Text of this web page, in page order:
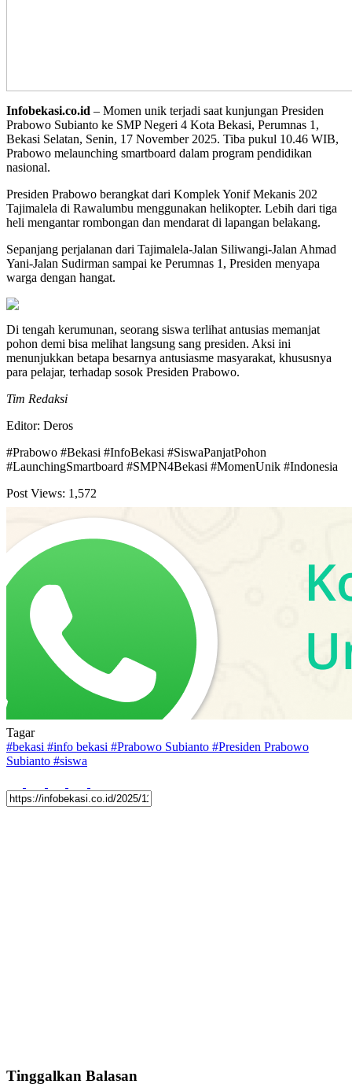
Infobekasi.co.id – Momen unik terjadi saat kunjungan Presiden
Prabowo Subianto ke SMP Negeri 4 Kota Bekasi, Perumnas 1,
Bekasi Selatan, Senin, 17 November 2025. Tiba pukul 10.46 WIB,
Prabowo melaunching smartboard dalam program pendidikan
nasional.
Presiden Prabowo berangkat dari Komplek Yonif Mekanis 202
Tajimalela di Rawalumbu menggunakan helikopter. Lebih dari tiga
heli mengantar rombongan dan mendarat di lapangan belakang.
Sepanjang perjalanan dari Tajimalela-Jalan Siliwangi-Jalan Ahmad
Yani-Jalan Sudirman sampai ke Perumnas 1, Presiden menyapa
warga dengan hangat.
Di tengah kerumunan, seorang siswa terlihat antusias memanjat
pohon demi bisa melihat langsung sang presiden. Aksi ini
menunjukkan betapa besarnya antusiasme masyarakat, khususnya
para pelajar, terhadap sosok Presiden Prabowo.
Tim Redaksi
Editor: Deros
#Prabowo #Bekasi #InfoBekasi #SiswaPanjatPohon
#LaunchingSmartboard #SMPN4Bekasi #MomenUnik #Indonesia
Post Views: 1,572
Tagar
#bekasi #info bekasi #Prabowo Subianto #Presiden Prabowo
Subianto #siswa
Tinggalkan Balasan